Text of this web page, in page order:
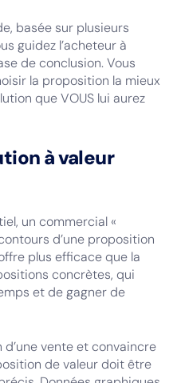
basée sur plusieurs
guidez l’acheteur à
de conclusion. Vous
la proposition la mieux
que VOUS lui aurez
à valeur
un commercial «
d’une proposition
plus efficace que la
concrètes, qui
et de gagner de
vente et convaincre
de valeur doit être